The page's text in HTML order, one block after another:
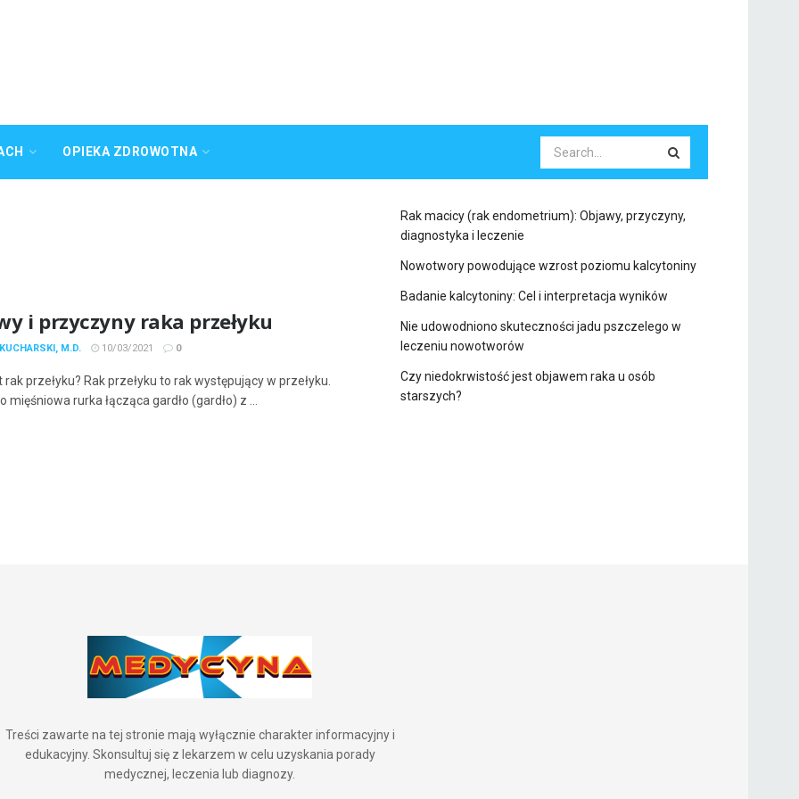
OPIEKA ZDROWOTNA
i przyczyny raka przełyku
M.D. 10/03/2021 0
rak przełyku? Rak przełyku to rak występujący w przełyku.
mięśniowa rurka łącząca gardło (gardło) z ...
Rak macicy (rak endometrium): Objawy, przyczyny,
diagnostyka i leczenie
Nowotwory powodujące wzrost poziomu kalcytoniny
Badanie kalcytoniny: Cel i interpretacja wyników
Nie udowodniono skuteczności jadu pszczelego w
leczeniu nowotworów
Czy niedokrwistość jest objawem raka u osób
starszych?
Treści zawarte na tej stronie mają wyłącznie charakter informacyjny i
edukacyjny. Skonsultuj się z lekarzem w celu uzyskania porady
medycznej, leczenia lub diagnozy.